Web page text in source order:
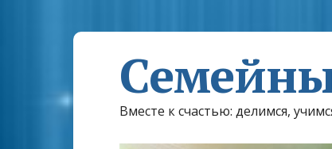
Вместе к счастью: делимся,